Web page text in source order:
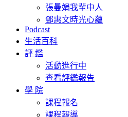
張曼娟我輩中人
鄧惠文時光心蘊
Podcast
生活百科
評 鑑
活動進行中
查看評鑑報告
學 院
課程報名
課程報導